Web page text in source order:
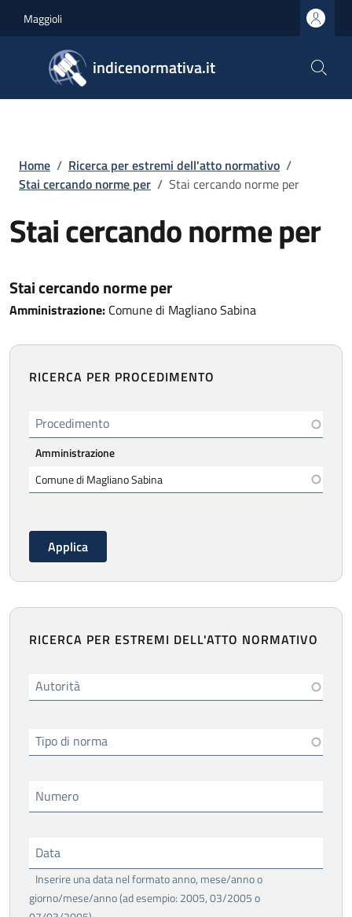
Maggioli
indicenormativa.it
Briciole di pane
Home / Ricerca per estremi dell'atto normativo /
Stai cercando norme per / Stai cercando norme per
Stai cercando norme per
Stai cercando norme per
Amministrazione: Comune di Magliano Sabina
RICERCA PER PROCEDIMENTO
Procedimento
Amministrazione
RICERCA PER ESTREMI DELL'ATTO NORMATIVO
Autorità
Tipo di norma
Numero
Data
Inserire una data nel formato anno, mese/anno o
giorno/mese/anno (ad esempio: 2005, 03/2005 o